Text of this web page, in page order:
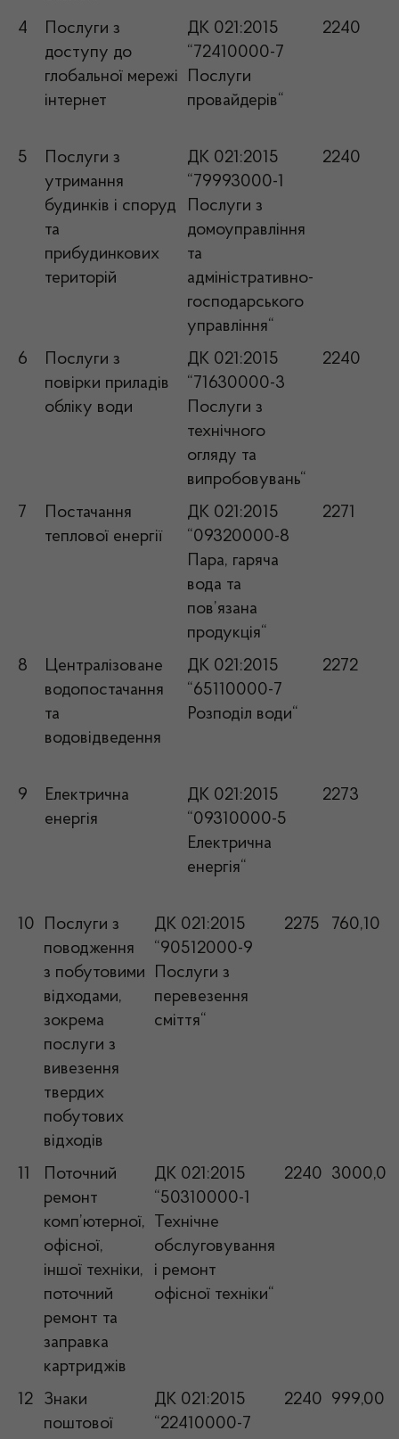
4
Послуги з
доступу до
глобальної мережі
інтернет
ДК 021:2015
“72410000-7
Послуги
провайдерів“
2240
5
Послуги з
утримання
будинків і споруд
та
прибудинкових
територій
ДК 021:2015
“79993000-1
Послуги з
домоуправління
та
адміністративно-
господарського
управління“
2240
6
Послуги з
повірки приладів
обліку води
ДК 021:2015
“71630000-3
Послуги з
технічного
огляду та
випробовувань“
2240
7
Постачання
теплової енергії
ДК 021:2015
“09320000-8
Пара, гаряча
вода та
пов’язана
продукція“
2271
8
Централізоване
водопостачання
та
водовідведення
ДК 021:2015
“65110000-7
Розподіл води“
2272
9
Електрична
енергія
ДК 021:2015
“09310000-5
Електрична
енергія“
2273
10
Послуги з
поводження
з побутовими
відходами,
зокрема
послуги з
вивезення
твердих
побутових
відходів
ДК 021:2015
“90512000-9
Послуги з
перевезення
сміття“
2275 760,10
11
Поточний
ремонт
комп’ютерної,
офісної,
іншої техніки,
поточний
ремонт та
заправка
картриджів
ДК 021:2015
“50310000-1
Технічне
обслуговування
і ремонт
офісної техніки“
2240 3000,00
12
Знаки
поштової
ДК 021:2015
“22410000-7
2240 999,00